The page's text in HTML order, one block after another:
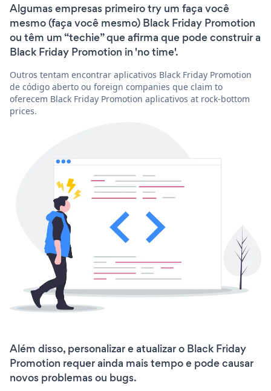
Algumas empresas primeiro try um faça você
mesmo (faça você mesmo) Black Friday Promotion
ou têm um “techie” que afirma que pode construir a
Black Friday Promotion in 'no time'.
Outros tentam encontrar aplicativos Black Friday Promotion
de código aberto ou foreign companies que claim to
oferecem Black Friday Promotion aplicativos at rock-bottom
prices.
Além disso, personalizar e atualizar o Black Friday
Promotion requer ainda mais tempo e pode causar
novos problemas ou bugs.